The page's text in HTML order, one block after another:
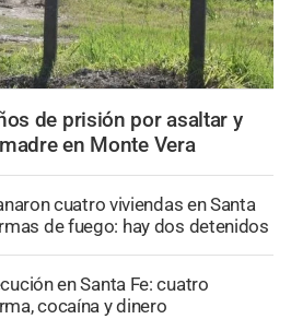
de prisión por asaltar y
en Monte Vera
cuatro viviendas en Santa
de fuego: hay dos detenidos
en Santa Fe: cuatro
cocaína y dinero